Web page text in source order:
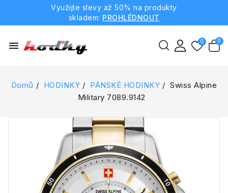
Využijte slevy až 50% na produkty
skladem: PROHLÉDNOUT
menu
Domů HODINKY PÁNSKÉ HODINKY
Swiss Alpine
Military 7089.9142